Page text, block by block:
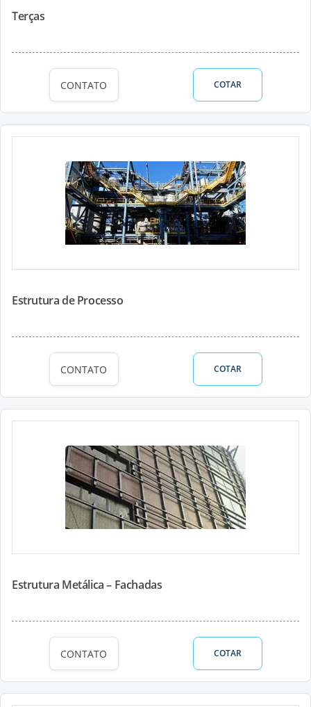
Terças
CONTATO COTAR
Estrutura de Processo
CONTATO COTAR
Estrutura Metálica – Fachadas
CONTATO COTAR